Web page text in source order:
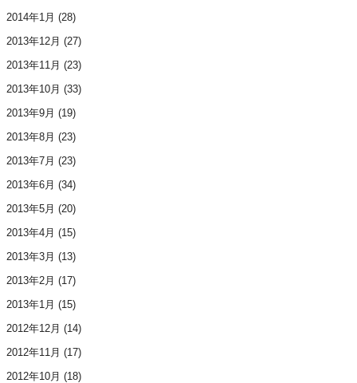
2014年1月 (28)
2013年12月 (27)
2013年11月 (23)
2013年10月 (33)
2013年9月 (19)
2013年8月 (23)
2013年7月 (23)
2013年6月 (34)
2013年5月 (20)
2013年4月 (15)
2013年3月 (13)
2013年2月 (17)
2013年1月 (15)
2012年12月 (14)
2012年11月 (17)
2012年10月 (18)